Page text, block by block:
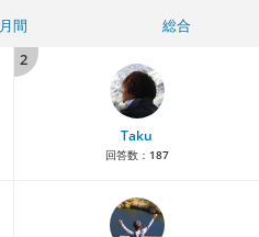
月間
総合
2
Taku
回答数： 187